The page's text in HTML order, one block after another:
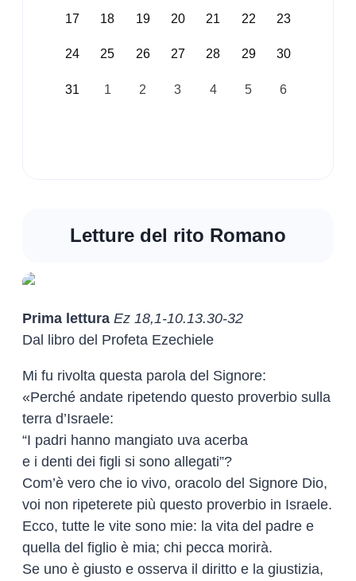
17 18 19 20 21 22 23
24 25 26 27 28 29 30
31 1 2 3 4 5 6
Letture del rito Romano
Prima lettura Ez 18,1-10.13.30-32
Dal libro del Profeta Ezechiele
Mi fu rivolta questa parola del Signore:
«Perché andate ripetendo questo proverbio sulla
terra d’Israele:
“I padri hanno mangiato uva acerba
e i denti dei figli si sono allegati”?
Com’è vero che io vivo, oracolo del Signore Dio,
voi non ripeterete più questo proverbio in Israele.
Ecco, tutte le vite sono mie: la vita del padre e
quella del figlio è mia; chi pecca morirà.
Se uno è giusto e osserva il diritto e la giustizia,